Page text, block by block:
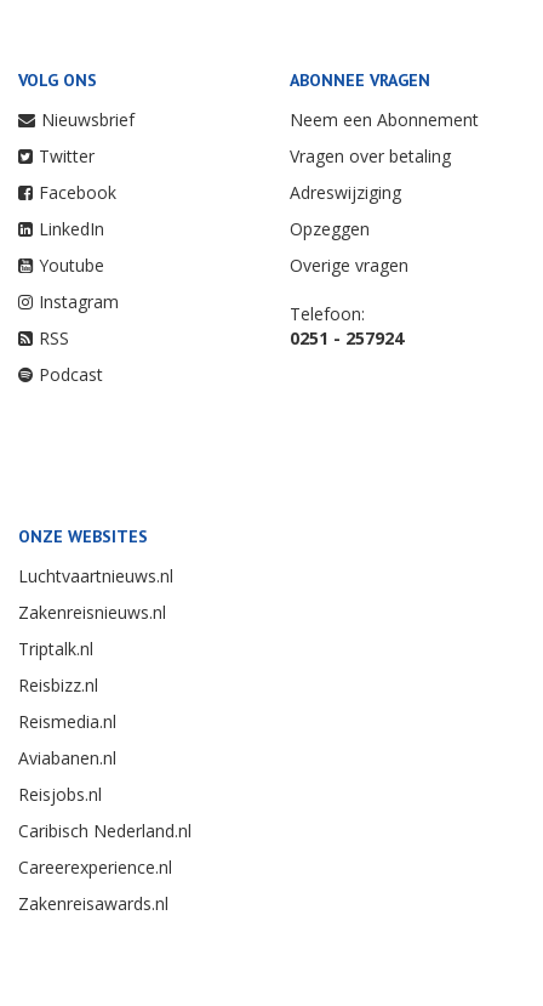
VOLG ONS
Nieuwsbrief
Twitter
Facebook
LinkedIn
Youtube
Instagram
RSS
Podcast
ABONNEE VRAGEN
Neem een Abonnement
Vragen over betaling
Adreswijziging
Opzeggen
Overige vragen
Telefoon:
0251 - 257924
ONZE WEBSITES
Luchtvaartnieuws.nl
Zakenreisnieuws.nl
Triptalk.nl
Reisbizz.nl
Reismedia.nl
Aviabanen.nl
Reisjobs.nl
Caribisch Nederland.nl
Careerexperience.nl
Zakenreisawards.nl